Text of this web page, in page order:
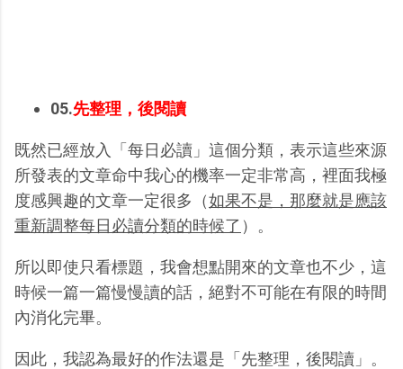
05.先整理，後閱讀
既然已經放入「每日必讀」這個分類，表示這些來源
所發表的文章命中我心的機率一定非常高，裡面我極
度感興趣的文章一定很多（如果不是，那麼就是應該
重新調整每日必讀分類的時候了 ）。
所以即使只看標題，我會想點開來的文章也不少，這
時候一篇一篇慢慢讀的話，絕對不可能在有限的時間
內消化完畢。
因此，我認為最好的作法還是「先整理，後閱讀」。